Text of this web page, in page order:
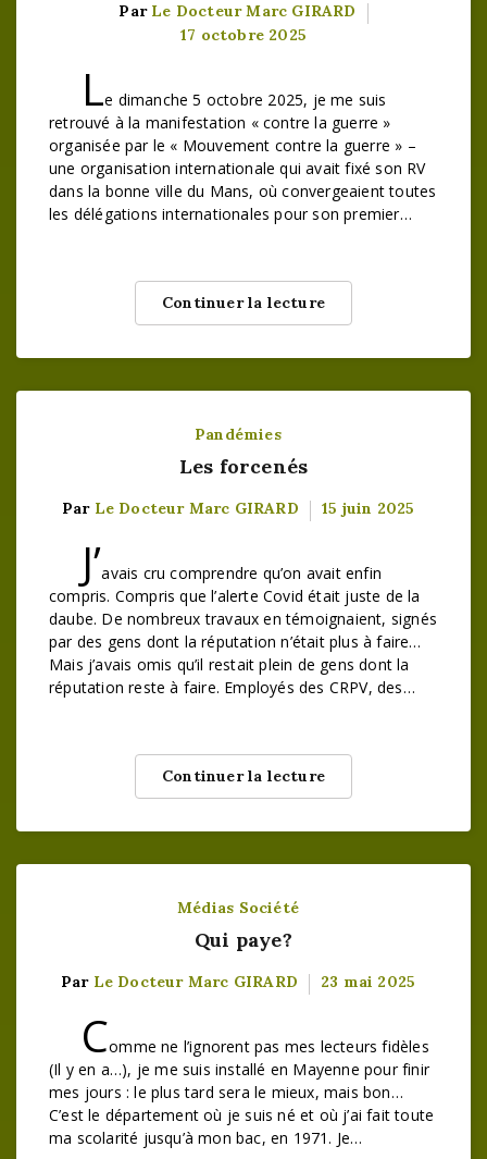
Par Le Docteur Marc GIRARD
17 octobre 2025
Le dimanche 5 octobre 2025, je me suis
retrouvé à la manifestation « contre la guerre »
organisée par le « Mouvement contre la guerre » –
une organisation internationale qui avait fixé son RV
dans la bonne ville du Mans, où convergeaient toutes
les délégations internationales pour son premier…
Continuer la lecture
Pandémies
Les forcenés
Par Le Docteur Marc GIRARD 15 juin 2025
J’avais cru comprendre qu’on avait enfin
compris. Compris que l’alerte Covid était juste de la
daube. De nombreux travaux en témoignaient, signés
par des gens dont la réputation n’était plus à faire…
Mais j’avais omis qu’il restait plein de gens dont la
réputation reste à faire. Employés des CRPV, des…
Continuer la lecture
Médias Société
Qui paye?
Par Le Docteur Marc GIRARD 23 mai 2025
Comme ne l’ignorent pas mes lecteurs fidèles
(Il y en a…), je me suis installé en Mayenne pour finir
mes jours : le plus tard sera le mieux, mais bon…
C’est le département où je suis né et où j’ai fait toute
ma scolarité jusqu’à mon bac, en 1971. Je…